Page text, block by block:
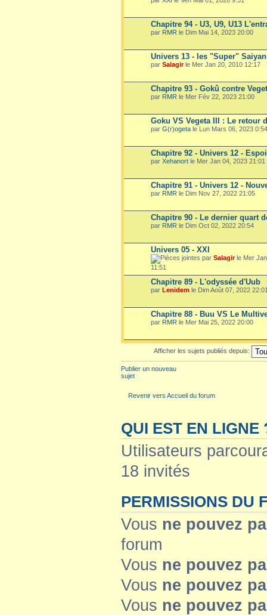
Chapitre 94 - U3, U9, U13
par RMR le Dim Mai 14, 2023 20:00
Univers 13 - les "Super"
par Salagirle Mer Jan 20, 2010 12:17
Chapitre 93 - Gokû contre
par RMR le Mer Fév 22, 2023 21:00
Goku VS Vegeta III : Le retour
par G(r)ogeta le Lun Mars 06, 2023 0:54
Chapitre 92 - Univers 12 -
par Xehanort le Mer Jan 04, 2023 21:01
Chapitre 91 - Univers 12 -
par RMR le Dim Nov 27, 2022 21:05
Chapitre 90 - Le dernier quart
par RMR le Dim Oct 02, 2022 20:54
Univers 05 - XXI
par Salagirle Mer
11:51
Chapitre 89 - L'odyssée d'Uub
par Lenidem le Dim Août 07, 2022
Chapitre 88 - Buu VS Le
par RMR le Mer Mai 25, 2022 20:00
Afficher les sujets publiés depuis:
Publier un nouveau
sujet
Revenir vers Accueil du forum
QUI EST EN LIGNE
Utilisateurs
18 invités
PERMISSIONS DU
Vous ne pouvez
forum
Vous ne pouvez
Vous ne pouvez
Vous ne pouvez